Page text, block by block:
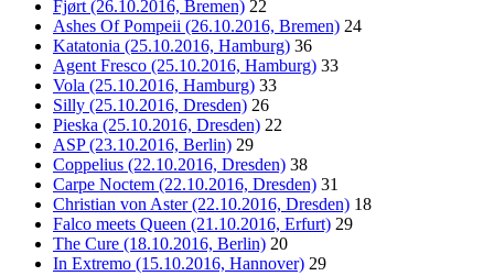
Fjørt (26.10.2016, Bremen) 22
Ashes Of Pompeii (26.10.2016, Bremen) 24
Katatonia (25.10.2016, Hamburg) 36
Agent Fresco (25.10.2016, Hamburg) 33
Vola (25.10.2016, Hamburg) 33
Silly (25.10.2016, Dresden) 26
Pieska (25.10.2016, Dresden) 22
ASP (23.10.2016, Berlin) 29
Coppelius (22.10.2016, Dresden) 38
Carpe Noctem (22.10.2016, Dresden) 31
Christian von Aster (22.10.2016, Dresden) 18
Falco meets Queen (21.10.2016, Erfurt) 29
The Cure (18.10.2016, Berlin) 20
In Extremo (15.10.2016, Hannover) 29